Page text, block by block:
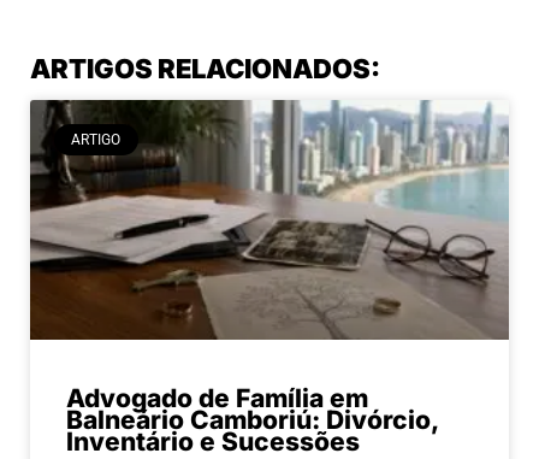
ARTIGOS RELACIONADOS:
ARTIGO
Advogado de Família em
Balneário Camboriú: Divórcio,
Inventário e Sucessões